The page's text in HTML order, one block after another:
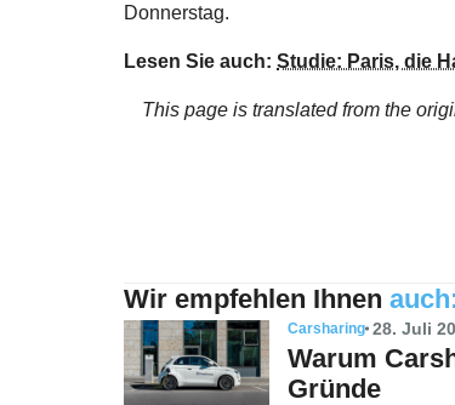
Donnerstag.
Lesen Sie auch: Studie: Paris, die
This page is translated from the
Wir empfehlen Ihnen
Carsharing 28. Juli
Warum
Gründe